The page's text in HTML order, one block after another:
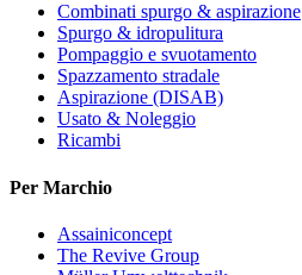
Combinati spurgo & aspirazione
Spurgo & idropulitura
Pompaggio e svuotamento
Spazzamento stradale
Aspirazione (DISAB)
Usato & Noleggio
Ricambi
Per Marchio
Assainiconcept
The Revive Group